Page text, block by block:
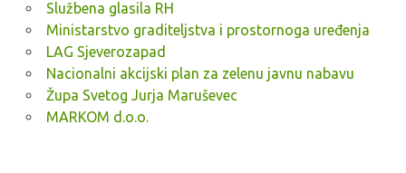
Službena glasila RH
Ministarstvo graditeljstva i prostornoga uređenja
LAG Sjeverozapad
Nacionalni akcijski plan za zelenu javnu nabavu
Župa Svetog Jurja Maruševec
MARKOM d.o.o.